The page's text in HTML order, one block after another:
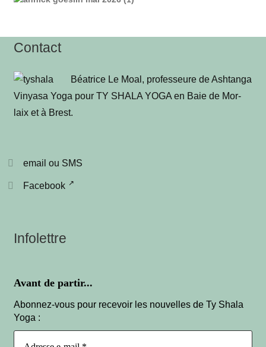
Contact
Béa­trice Le Moal, pro­fes­seure de Ash­tan­ga
Vinya­sa Yoga pour TY SHALA YOGA en Baie de Mor­
laix et à Brest.
email ou SMS
Facebook
Infolettre
Avant de partir...
Abonnez-vous pour recevoir les nouvelles de Ty Shala
Yoga :